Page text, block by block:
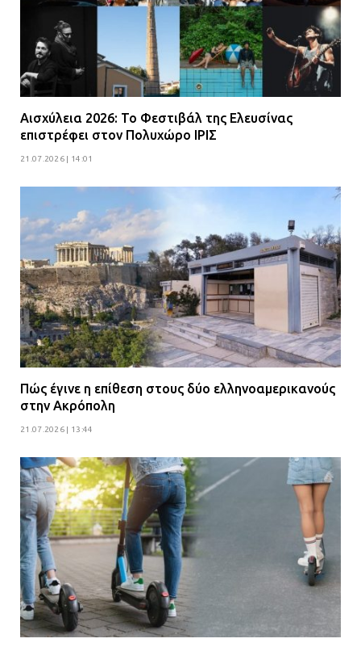
Αισχύλεια 2026: Το Φεστιβάλ της Ελευσίνας
επιστρέφει στον Πολυχώρο ΙΡΙΣ
21.07.2026 | 14:01
Πώς έγινε η επίθεση στους δύο ελληνοαμερικανούς
στην Ακρόπολη
21.07.2026 | 13:44